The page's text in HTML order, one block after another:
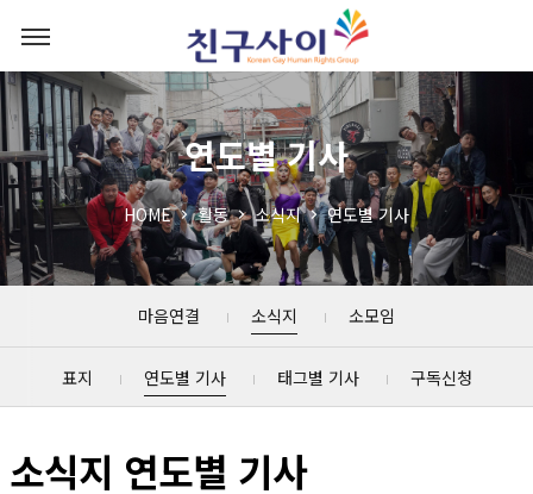
연도별 기사
HOME 활동 소식지 연도별 기사
마음연결 소식지 소모임
표지 연도별 기사 태그별 기사 구독신청
소식지 연도별 기사